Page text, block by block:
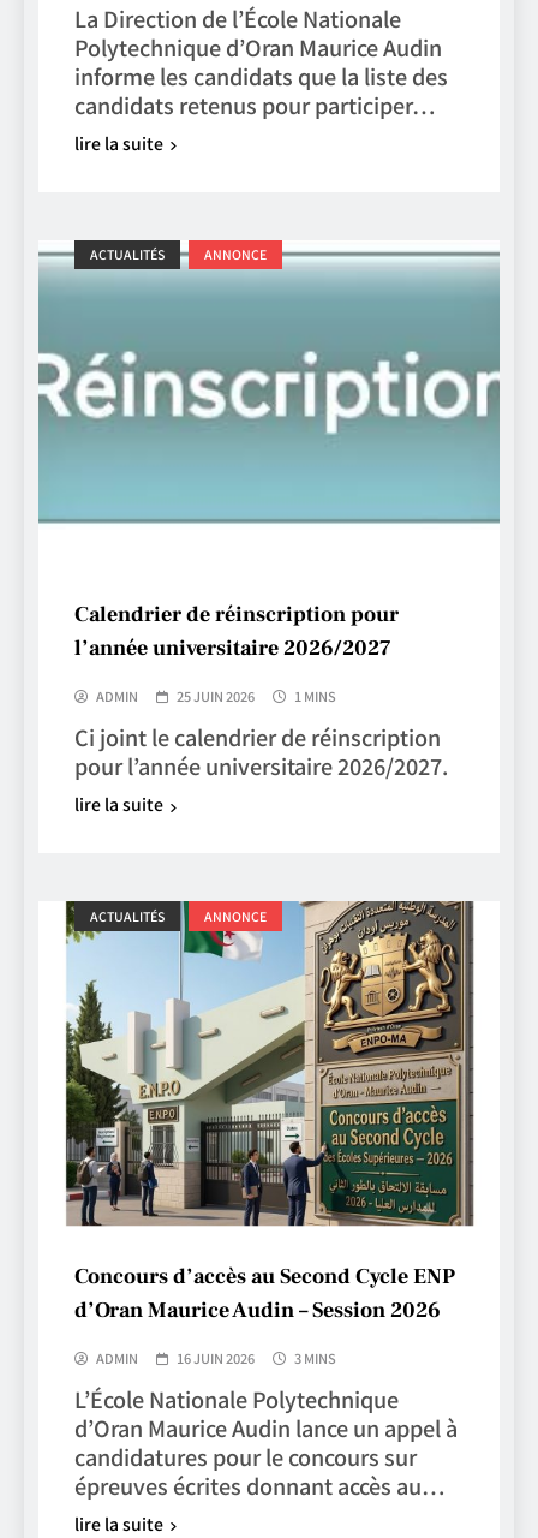
La Direction de l’École Nationale
Polytechnique d’Oran Maurice Audin
informe les candidats que la liste des
candidats retenus pour participer…
lire la suite
ACTUALITÉS ANNONCE
Calendrier de réinscription pour
l’année universitaire 2026/2027
ADMIN 25 JUIN 2026 1 MINS
Ci joint le calendrier de réinscription
pour l’année universitaire 2026/2027.
lire la suite
ACTUALITÉS ANNONCE
Concours d’accès au Second Cycle ENP
d’Oran Maurice Audin – Session 2026
ADMIN 16 JUIN 2026 3 MINS
L’École Nationale Polytechnique
d’Oran Maurice Audin lance un appel à
candidatures pour le concours sur
épreuves écrites donnant accès au…
lire la suite